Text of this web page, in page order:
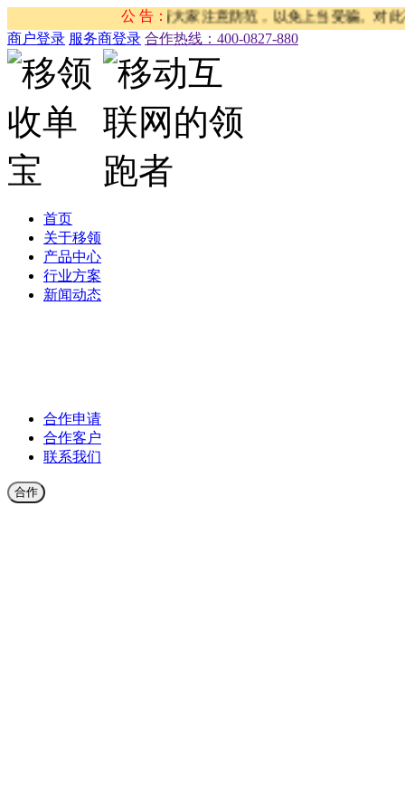
公 告：
和服务。请大家注意防范，以免上当受骗。对此
商户登录 服务商登录 合作热线：‭400-0827-880
首页
关于移领
产品中心
行业方案
新闻动态
合作申请
合作客户
联系我们
合作